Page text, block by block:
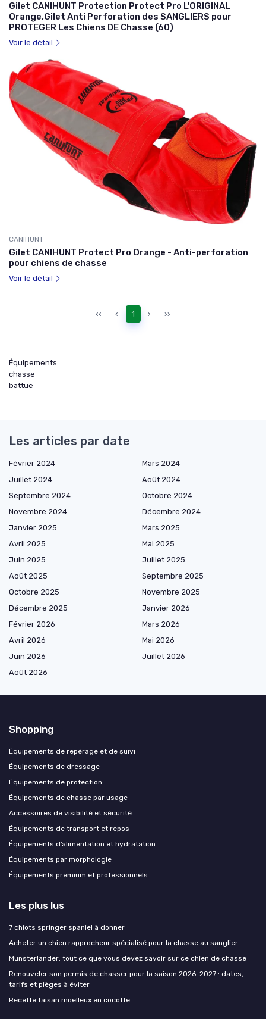
Gilet CANIHUNT Protection Protect Pro L'ORIGINAL
Orange,Gilet Anti Perforation des SANGLIERS pour
PROTEGER Les Chiens DE Chasse (60)
Voir le détail
CANIHUNT
Gilet CANIHUNT Protect Pro Orange - Anti-perforation
pour chiens de chasse
Voir le détail
‹‹ ‹ 1 › ››
Équipements
chasse
battue
Les articles par date
Février 2024
Mars 2024
Juillet 2024
Août 2024
Septembre 2024
Octobre 2024
Novembre 2024
Décembre 2024
Janvier 2025
Mars 2025
Avril 2025
Mai 2025
Juin 2025
Juillet 2025
Août 2025
Septembre 2025
Octobre 2025
Novembre 2025
Décembre 2025
Janvier 2026
Février 2026
Mars 2026
Avril 2026
Mai 2026
Juin 2026
Juillet 2026
Août 2026
Shopping
Équipements de repérage et de suivi
Équipements de dressage
Équipements de protection
Équipements de chasse par usage
Accessoires de visibilité et sécurité
Équipements de transport et repos
Équipements d’alimentation et hydratation
Équipements par morphologie
Équipements premium et professionnels
Les plus lus
7 chiots springer spaniel à donner
Acheter un chien rapprocheur spécialisé pour la chasse au sanglier
Munsterlander: tout ce que vous devez savoir sur ce chien de chasse
Renouveler son permis de chasser pour la saison 2026-2027 : dates,
tarifs et pièges à éviter
Recette faisan moelleux en cocotte